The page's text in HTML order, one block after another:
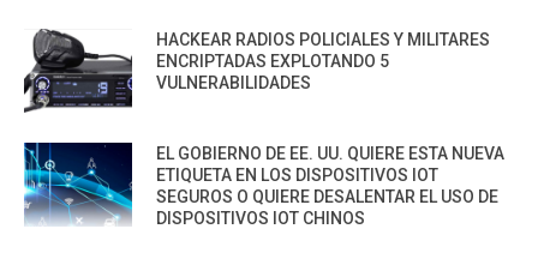
HACKEAR RADIOS POLICIALES Y MILITARES
ENCRIPTADAS EXPLOTANDO 5
VULNERABILIDADES
EL GOBIERNO DE EE. UU. QUIERE ESTA NUEVA
ETIQUETA EN LOS DISPOSITIVOS IOT
SEGUROS O QUIERE DESALENTAR EL USO DE
DISPOSITIVOS IOT CHINOS